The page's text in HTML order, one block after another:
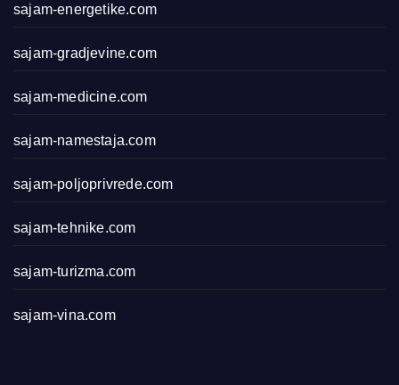
sajam-energetike.com
sajam-gradjevine.com
sajam-medicine.com
sajam-namestaja.com
sajam-poljoprivrede.com
sajam-tehnike.com
sajam-turizma.com
sajam-vina.com